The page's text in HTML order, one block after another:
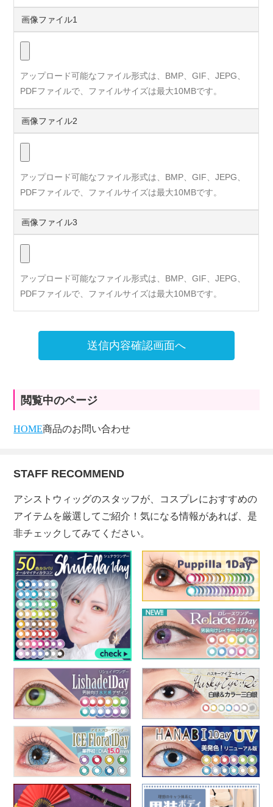
画像ファイル1
アップロード可能なファイル形式は、BMP、GIF、JEPG、
PDFファイルで、ファイルサイズは最大10MBです。
画像ファイル2
アップロード可能なファイル形式は、BMP、GIF、JEPG、
PDFファイルで、ファイルサイズは最大10MBです。
画像ファイル3
アップロード可能なファイル形式は、BMP、GIF、JEPG、
PDFファイルで、ファイルサイズは最大10MBです。
送信内容確認画面へ
閲覧中のページ
HOME商品のお問い合わせ
STAFF RECOMMEND
アシストウィッグのスタッフが、コスプレにおすすめの
アイテムを厳選してご紹介！気になる情報があれば、是
非チェックしてみてください。